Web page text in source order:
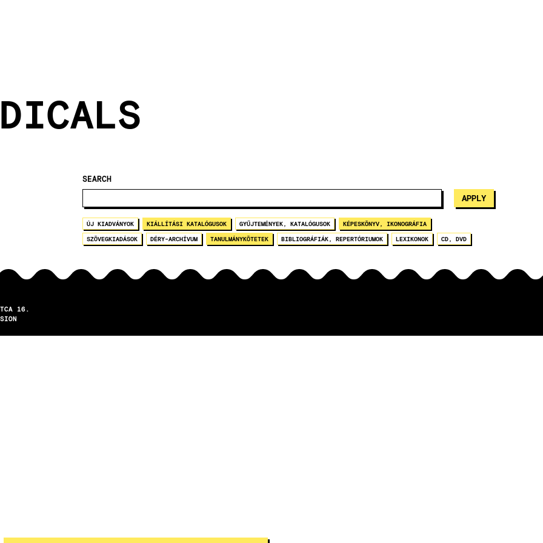
SEARCH
ÚJ KIADVÁNYOK KIÁLLÍTÁSI KATALÓGUSOK GYŰJTEMÉNYEK, KATALÓGUSOK KÉPESKÖNYV, IKONOGRÁFIA
SZÖVEGKIADÁSOK DÉRY-ARCHÍVUM TANULMÁNYKÖTETEK BIBLIOGRÁFIÁK, REPERTÓRIUMOK LEXIKONOK CD, DVD
16.